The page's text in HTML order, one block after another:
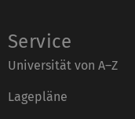
Service
Universität von A–Z
Lagepläne